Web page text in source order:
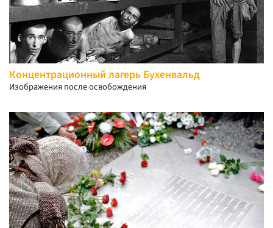
Концентрационный лагерь Бухенвальд
Изображения после освобождения